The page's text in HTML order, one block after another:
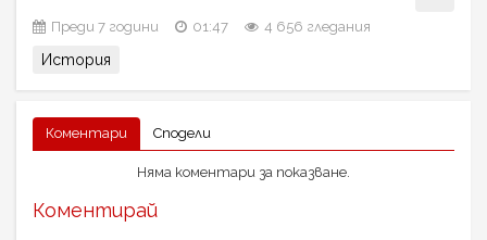
Преди 7 години 01:47 4 656 гледания
История
Коментари Сподели
Няма коментари за показване.
Коментирай